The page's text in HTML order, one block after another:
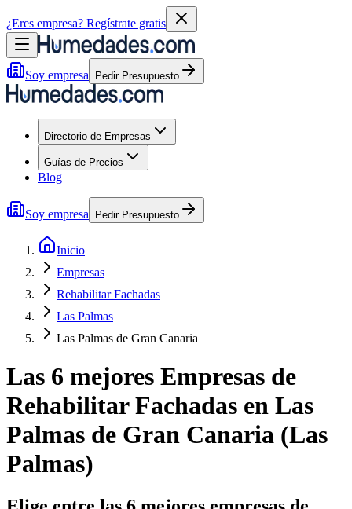
¿Eres empresa? Regístrate gratis
Soy empresa Pedir Presupuesto
Directorio de Empresas
Guías de Precios
Blog
Soy empresa Pedir Presupuesto
Inicio
Empresas
Rehabilitar Fachadas
Las Palmas
Las Palmas de Gran Canaria
Las 6 mejores Empresas de
Rehabilitar Fachadas en Las
Palmas de Gran Canaria (Las
Palmas)